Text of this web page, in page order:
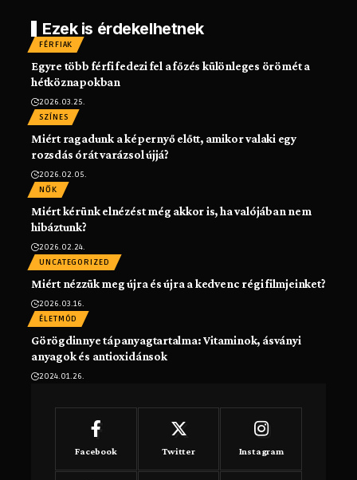
Ezek is érdekelhetnek
FÉRFIAK
Egyre több férfi fedezi fel a főzés különleges örömét a
hétköznapokban
2026.03.25.
SZÍNES
Miért ragadunk a képernyő előtt, amikor valaki egy
rozsdás órát varázsol újjá?
2026.02.05.
NŐK
Miért kérünk elnézést még akkor is, ha valójában nem
hibáztunk?
2026.02.24.
UNCATEGORIZED
Miért nézzük meg újra és újra a kedvenc régi filmjeinket?
2026.03.16.
ÉLETMÓD
Görögdinnye tápanyagtartalma: Vitaminok, ásványi
anyagok és antioxidánsok
2024.01.26.
Facebook Twitter Instagram